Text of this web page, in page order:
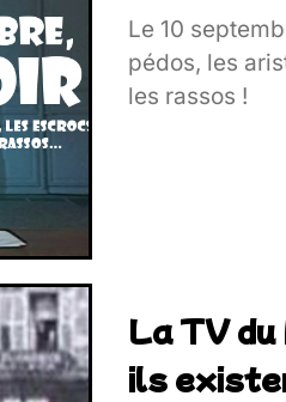
Le 10
pédos, les
les rassos !
La TV
ils